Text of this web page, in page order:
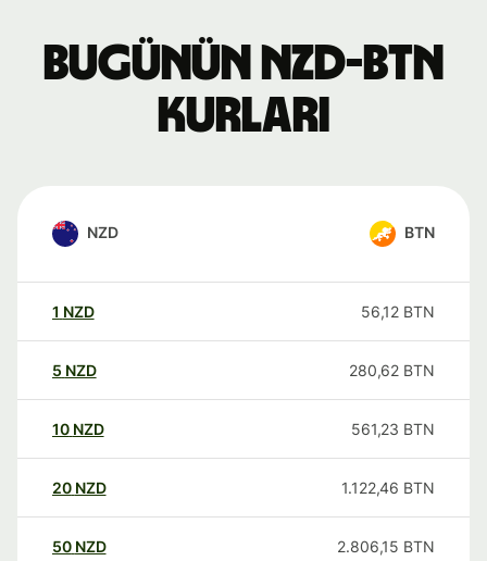
Bugünün NZD-BTN
kurları
NZD BTN
1 NZD 56,12 BTN
5 NZD 280,62 BTN
10 NZD 561,23 BTN
20 NZD 1.122,46 BTN
50 NZD 2.806,15 BTN